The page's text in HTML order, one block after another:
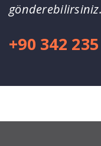
gönderebilirsiniz.
+90 342